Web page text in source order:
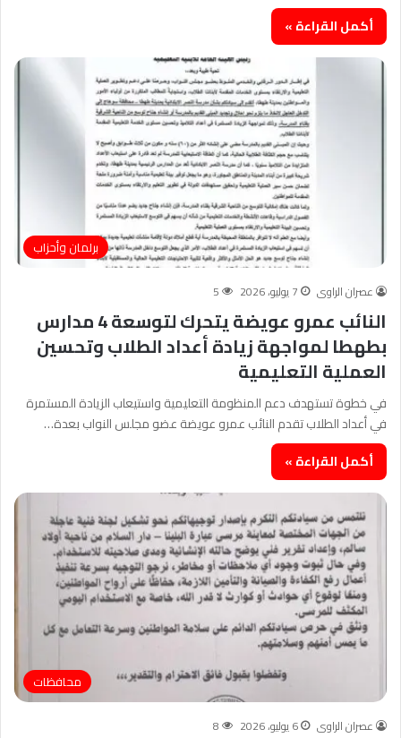
أكمل القراءة »
برلمان وأحزاب
عصران الراوى 7 يوليو، 2026 5
النائب عمرو عويضة يتحرك لتوسعة 4 مدارس
بطهطا لمواجهة زيادة أعداد الطلاب وتحسين
العملية التعليمية
في خطوة تستهدف دعم المنظومة التعليمية واستيعاب الزيادة المستمرة
في أعداد الطلاب تقدم النائب عمرو عويضة عضو مجلس النواب بعدة…
أكمل القراءة »
محافظات
عصران الراوى 6 يوليو، 2026 8